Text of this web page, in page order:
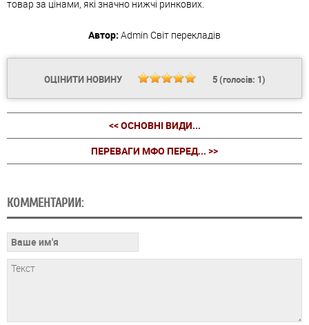
товар за цінами, які значно нижчі ринкових.
Автор: Admin Світ перекладів
ОЦІНИТИ НОВИНУ 5(голосів: 1)
<< ОСНОВНІ ВИДИ...
ПЕРЕВАГИ МФО ПЕРЕД... >>
КОММЕНТАРИИ: